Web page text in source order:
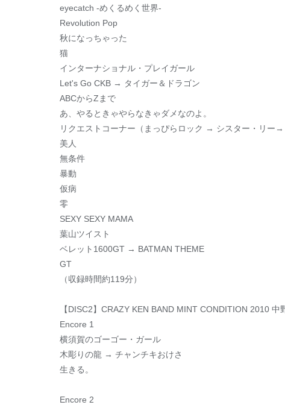
eyecatch -めくるめく世界-
Revolution Pop
秋になっちゃった
猫
インターナショナル・プレイガール
Let's Go CKB → タイガー＆ドラゴン
ABCからZまで
あ、やるときゃやらなきゃダメなのよ。
リクエストコーナー（まっぴらロック → シスター・リー→
美人
無条件
暴動
仮病
零
SEXY SEXY MAMA
葉山ツイスト
ベレット1600GT → BATMAN THEME
GT
（収録時間約119分）
【DISC2】CRAZY KEN BAND MINT CONDITION 2010 中
Encore 1
横須賀のゴーゴー・ガール
木彫りの龍 → チャンチキおけさ
生きる。
Encore 2